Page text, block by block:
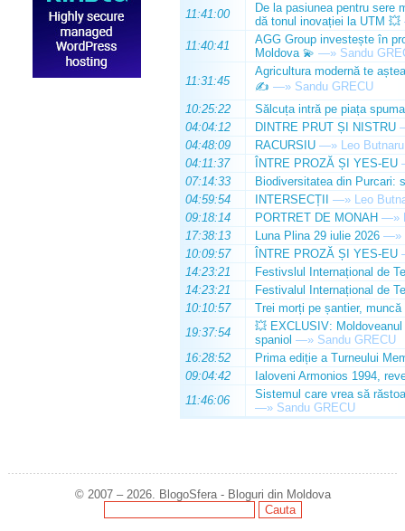
11:41:00
De la pasiunea pentru sere
dă tonul inovației la UTM 💥
11:40:41
AGG Group investește în
Moldova 💫 —» Sandu
11:31:45
Agricultura modernă te
✍️ —» Sandu GRECU
10:25:22
Sălcuța intră pe piața
04:04:12
DINTRE PRUT ȘI NISTRU
04:48:09
RACURSIU —» Leo Butnaru
04:11:37
ÎNTRE PROZĂ ȘI YES-EU
07:14:33
Biodiversitatea din Purcari:
04:59:54
INTERSECȚII —» Leo
09:18:14
PORTRET DE MONAH —»
17:38:13
Luna Plina 29 iulie 2026 —»
10:09:57
ÎNTRE PROZĂ ȘI YES-EU
14:23:21
Festivslul Internațional de
14:23:21
Festivalul Internațional de
10:10:57
Trei morți pe șantier, muncă
19:37:54
💥 EXCLUSIV:
spaniol —» Sandu GRECU
16:28:52
Prima ediție a Turneului
09:04:42
Ialoveni Armonios 1994,
11:46:06
Sistemul care vrea să
—» Sandu GRECU
© 2007 – 2026. BlogoSfera - Bloguri din Moldova